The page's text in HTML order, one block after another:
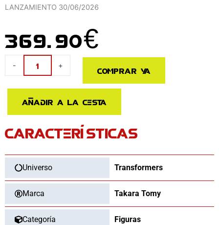
LANZAMIENTO 30/06/2026
369.90€
-
Transformers
+ Comprar ya
Añadir a la cesta
CARACTERÍSTICAS
Universo Transformers
Marca Takara Tomy
Categoría Figuras